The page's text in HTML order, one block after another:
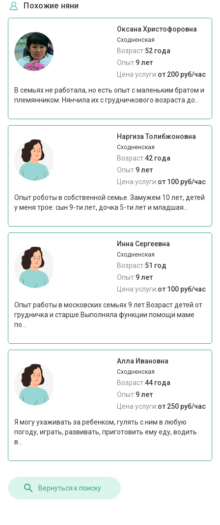
Похожие няни
Оксана Христофоровна
Сходненская
Возраст:52 года
Опыт:9 лет
Цена услуги:от 200 руб/час
В семьях не работала, но есть опыт с маленьким братом и
племянником. Нянчила их с грудничкового возраста до...
Наргиза Толибжоновна
Сходненская
Возраст:42 года
Опыт:9 лет
Цена услуги:от 100 руб/час
Опыт роботы в собственной семье. Замужем 10 лет, детей
у меня трое: сын 9-ти лет, дочка 5-ти лет и младшая...
Инна Сергеевна
Сходненская
Возраст:51 год
Опыт:9 лет
Цена услуги:от 100 руб/час
Опыт работы в московских семьях 9 лет.Возраст детей от
грудничка и старше.Выполняла функции помощи маме
по...
Алла Ивановна
Сходненская
Возраст:44 года
Опыт:9 лет
Цена услуги:от 250 руб/час
Я могу ухаживать за ребенком, гулять с ним в любую
погоду, играть, развивать, приготовить ему еду, водить
в...
Вернуться к поиску